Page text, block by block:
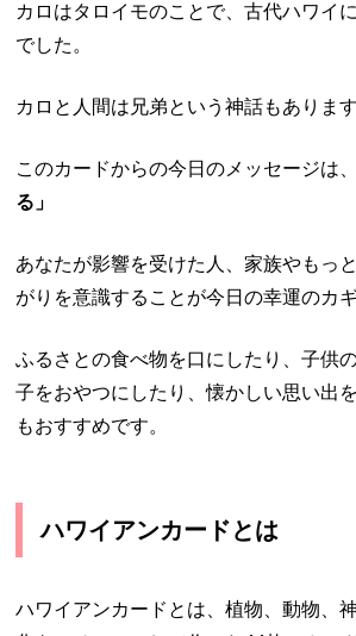
カロはタロイモのことで、古代ハワイ
でした。
カロと人間は兄弟という神話もあります
このカードからの今日のメッセージは、
る」
あなたが影響を受けた人、家族やもっ
がりを意識することが今日の幸運のカギ
ふるさとの食べ物を口にしたり、子供
子をおやつにしたり、懐かしい思い出
もおすすめです。
ハワイアンカードとは
ハワイアンカードとは、植物、動物、